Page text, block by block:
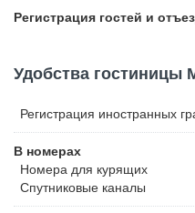
продукции (кальян, вейп,
документы для ее
плата, даже в случае
исключительно между вами
свидетельство о браке при
или запросить
указана в деталях тарифа.
Регистрация гостей и
Удобства гостиницы
Регистрация иностранных
В номерах
Номера для курящих
Спутниковые каналы